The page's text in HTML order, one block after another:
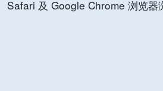
Safari 及 Google Chrome 浏览器